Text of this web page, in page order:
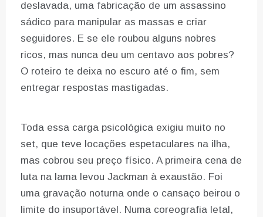
deslavada, uma fabricação de um assassino
sádico para manipular as massas e criar
seguidores. E se ele roubou alguns nobres
ricos, mas nunca deu um centavo aos pobres?
O roteiro te deixa no escuro até o fim, sem
entregar respostas mastigadas.
Toda essa carga psicológica exigiu muito no
set, que teve locações espetaculares na ilha,
mas cobrou seu preço físico. A primeira cena de
luta na lama levou Jackman à exaustão. Foi
uma gravação noturna onde o cansaço beirou o
limite do insuportável. Numa coreografia letal,